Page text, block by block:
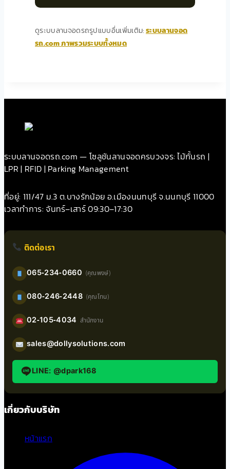
ดูระบบลานจอดรถรูปแบบอื่นเพิ่มเติม:ระบบลานจอด
รถ.com ภาพรวมระบบทั้งหมด
ระบบลานจอดรถ.com — โซลูชันลานจอดครบวงจร: ไม้กั้นรถ |
LPR | RFID | Parking Management
ที่อยู่: 111/47 ม.3 ต.บางรักน้อย อ.เมืองนนทบุรี จ.นนทบุรี 11000
เวลาทำการ: จันทร์–เสาร์ 09:30–17:30
ติดต่อเรา
065-234-0660 (คุณพงษ์)
080-246-2448 (คุณโทน)
02-105-4034 สำนักงาน
sales@dollysolutions.com
LINE: @dpark168
เกี่ยวกับบริษัท
หน้าแรก